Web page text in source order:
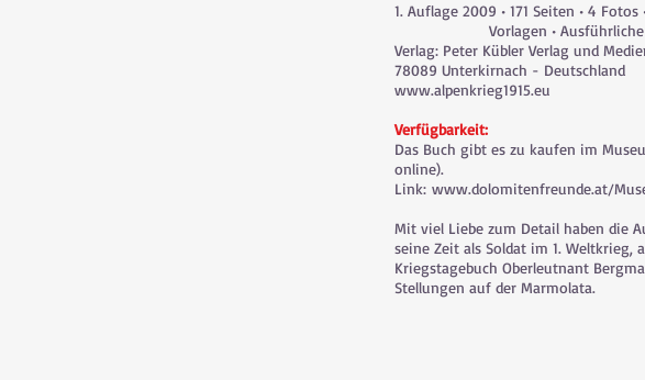
1. Auflage 2009 • 171 Seiten • 4
Vorlagen •
Verlag: Peter Kübler Verlag und
78089 Unterkirnach - Deutschland
www.alpenkrieg1915.eu
Verfügbarkeit:
Das Buch gibt es zu kaufen im
online).
Link: www.dolomitenfreunde.at/
Mit viel Liebe zum Detail haben die
seine Zeit als Soldat im 1. Weltkrieg,
Kriegstagebuch Oberleutnant
Stellungen auf der Marmolata.